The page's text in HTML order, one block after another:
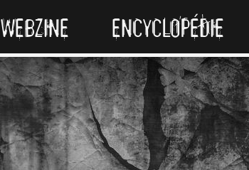
WEBZINE ENCYCLOPÉDIE